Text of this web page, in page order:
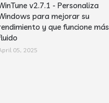
v2.7.1 - Personaliza
para mejorar su
y que funcione más
05, 2025